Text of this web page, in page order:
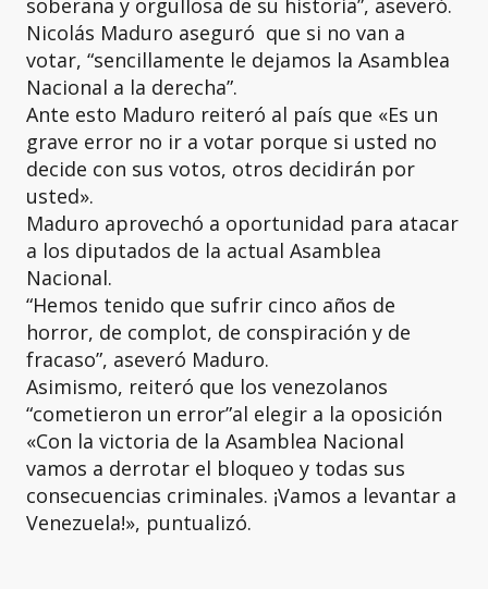
soberana y orgullosa de su historia”, aseveró.
Nicolás Maduro aseguró que si no van a
votar, “sencillamente le dejamos la Asamblea
Nacional a la derecha”.
Ante esto Maduro reiteró al país que «Es un
grave error no ir a votar porque si usted no
decide con sus votos, otros decidirán por
usted».
Maduro aprovechó a oportunidad para atacar
a los diputados de la actual Asamblea
Nacional.
“Hemos tenido que sufrir cinco años de
horror, de complot, de conspiración y de
fracaso”, aseveró Maduro.
Asimismo, reiteró que los venezolanos
“cometieron un error”al elegir a la oposición
«Con la victoria de la Asamblea Nacional
vamos a derrotar el bloqueo y todas sus
consecuencias criminales. ¡Vamos a levantar a
Venezuela!», puntualizó.